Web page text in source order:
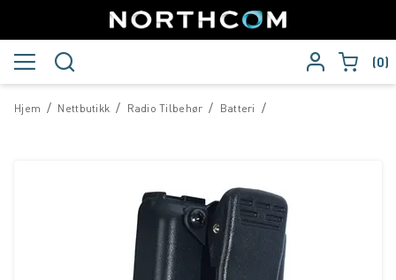
0
/
Hjem /
Nettbutikk /
Radio Tilbehør /
Batteri